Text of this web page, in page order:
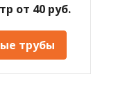
от 40 руб.
трубы